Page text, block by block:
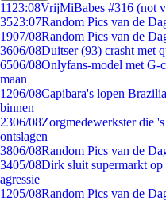
11 23:08VrijMiBabes #316 (not
3523:07Random Pics van de
1907/08Random Pics van de
3606/08Duitser (93) crasht met
6506/08Onlyfans-model met G-
maan
1206/08Capibara's lopen
binnen
2306/08Zorgmedewerkster die
ontslagen
3806/08Random Pics van de
3405/08Dirk sluit supermarkt op
agressie
1205/08Random Pics van de